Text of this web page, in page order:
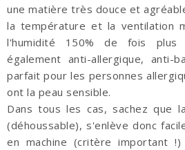
une matière très douce et
la température et la ventilation
l'humidité 150% de fois
également anti-allergique, anti-
parfait pour les personnes
ont la peau sensible.
Dans tous les cas, sachez que
(déhoussable), s'enlève donc
en machine (critère important